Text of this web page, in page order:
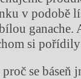
v podobě
ganache.
si
se báseň